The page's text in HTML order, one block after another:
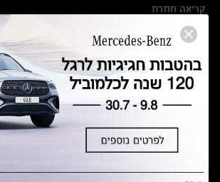
קריאה חוזרת
הודעה על הטבות לרכבי מרצדס בהסדר פשרה בתצ 56447-02-19
תקנון ימי מכירות 120 לכלמוביל
מצאו אותנו
אולמות תצוגה